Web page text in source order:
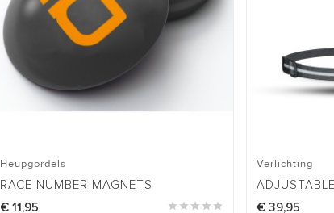
Heupgordels
RACE NUMBER MAGNETS
    
€ 11,95
Verlichting
€ 39,95